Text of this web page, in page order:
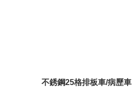
不銹鋼25格排板車/病歷車